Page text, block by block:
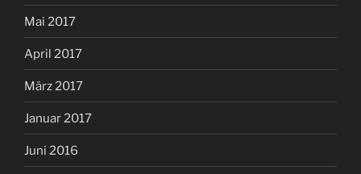
Mai 2017
April 2017
März 2017
Januar 2017
Juni 2016